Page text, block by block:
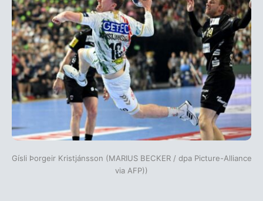
Gísli Þorgeir Kristjánsson (MARIUS BECKER / dpa Picture-Alliance
via AFP))